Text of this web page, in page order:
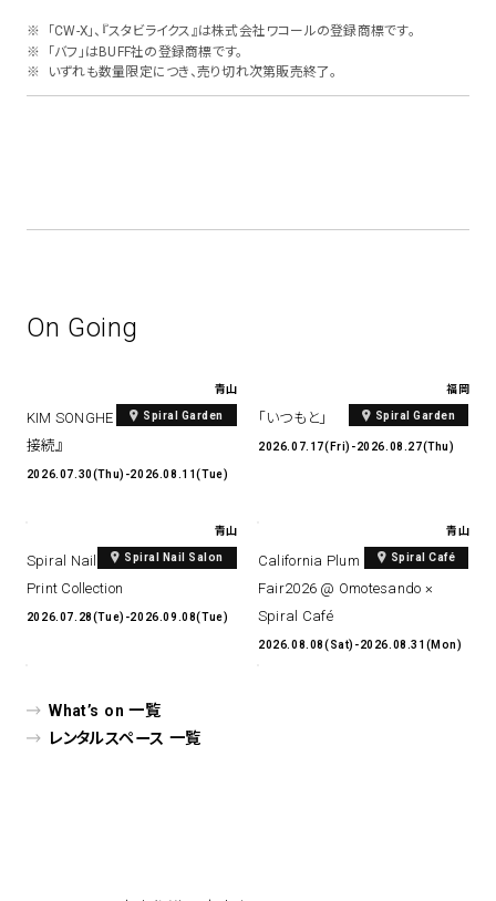
「CW-X」、『スタビライクス』は株式会社ワコールの登録商標です。
「バフ」はBUFF社の登録商標です。
いずれも数量限定につき、売り切れ次第販売終了。
On Going
青山
Spiral Garden
KIM SONGHE EXHIBITION 『愛と
接続』
2026.07.30(Thu)-2026.08.11(Tue)
福岡
Spiral Garden
「いつもと」
2026.07.17(Fri)-2026.08.27(Thu)
青山
Spiral Nail Salon
Spiral Nail Salon Art #14 Spiral
Print Collection
2026.07.28(Tue)-2026.09.08(Tue)
青山
Spiral Café
California Plum & Nectarine
Fair2026 @ Omotesando ×
Spiral Café
2026.08.08(Sat)-2026.08.31(Mon)
What’s on 一覧
レンタルスペース 一覧